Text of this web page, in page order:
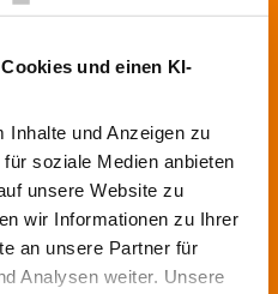
und einen KI-
Inhalte und Anzeigen zu
soziale Medien anbieten
unsere Website zu
wir Informationen zu Ihrer
an unsere Partner für
Analysen weiter. Unsere